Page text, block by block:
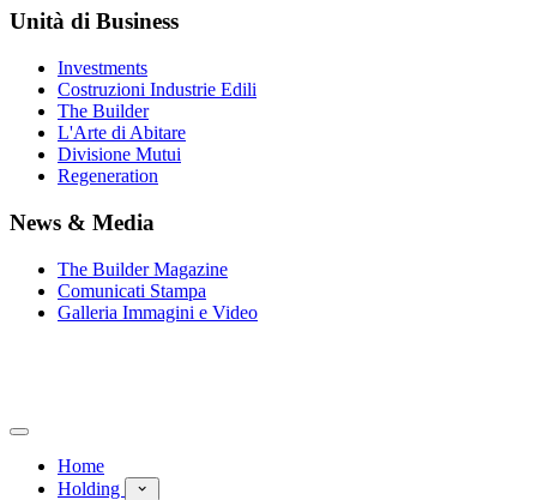
Unità di Business
Investments
Costruzioni Industrie Edili
The Builder
L'Arte di Abitare
Divisione Mutui
Regeneration
News & Media
The Builder Magazine
Comunicati Stampa
Galleria Immagini e Video
Home
Holding